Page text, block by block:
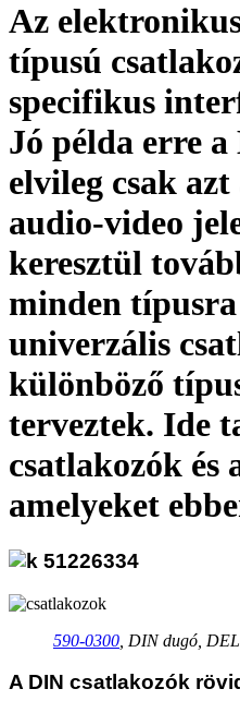
Az
típusú
specifikus
Jó példa erre
elvileg csak
audio-video
keresztül
minden
univerzális
különböző
terveztek. Ide
csatlakozók
amelyeket
590-0300 , DIN dugó,
A DIN csatlakozók